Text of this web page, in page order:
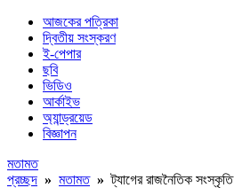
আজকের পত্রিকা
দ্বিতীয় সংস্করণ
ই-পেপার
ছবি
ভিডিও
আর্কাইভ
অ্যান্ড্রয়েড
বিজ্ঞাপন
মতামত
প্রচ্ছদ » মতামত»ট্যাগের রাজনৈতিক সংস্কৃতি